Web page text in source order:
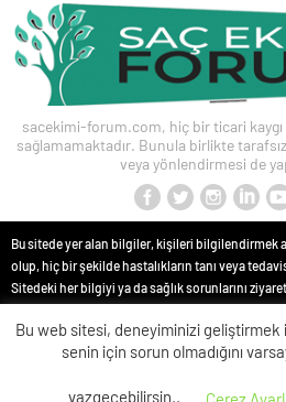
sacekimi-forum.com, hiç bir ticari
sağlamamaktadır. Bunula birlikte
veya yönlendirmesi de
Bu sitede yer alan bilgiler, kişileri bilgilendirmek
olup, hiç bir şekilde hastalıkların tanı veya
Sitedeki her bilgiyi ya da sağlık sorunlarını
danışmalıdırlar. Bu sitede yer alan bilgiler hiç bir
tedavisinin veya konsültasyonunun yerini
teşhis ve tedavi yönteminin seçimi için
olup; Reklam, tanı ve tedaviye yönlendirme
Bu web sitesi, deneyiminizi geliştirmek
senin için sorun olmadığını
vazgeçebilirsin..